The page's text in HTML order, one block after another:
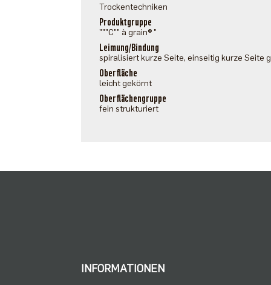
Trockentechniken
Produktgruppe
"""C"" à grain® "
Leimung/Bindung
spiralisiert kurze Seite, einseitig kurze Seite
Oberfläche
leicht gekörnt
Oberflächengruppe
fein strukturiert
INFORMATIONEN